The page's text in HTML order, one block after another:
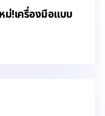
!เครื่องมือแบบ